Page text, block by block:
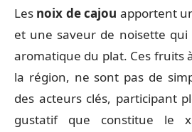
Les noix de cajou apportent
et une saveur de noisette
aromatique du plat. Ces fruits
la région, ne sont pas de
des acteurs clés, participant
gustatif que constitue le